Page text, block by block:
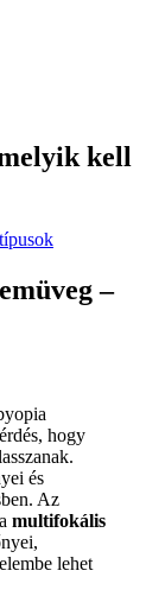
kell
–
hogy
és
Az
multifokális
lehet